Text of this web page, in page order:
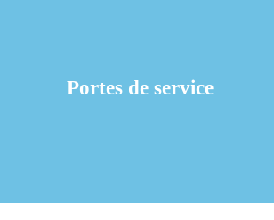
Portes de service